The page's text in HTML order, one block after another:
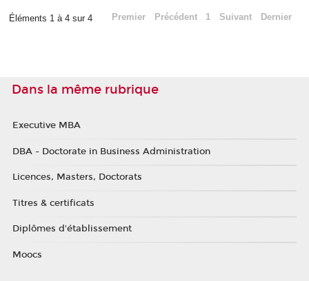
Éléments 1 à 4 sur 4 Premier Précédent 1 Suivant Dernier
Dans la même rubrique
Executive MBA
DBA - Doctorate in Business Administration
Licences, Masters, Doctorats
Titres & certificats
Diplômes d'établissement
Moocs